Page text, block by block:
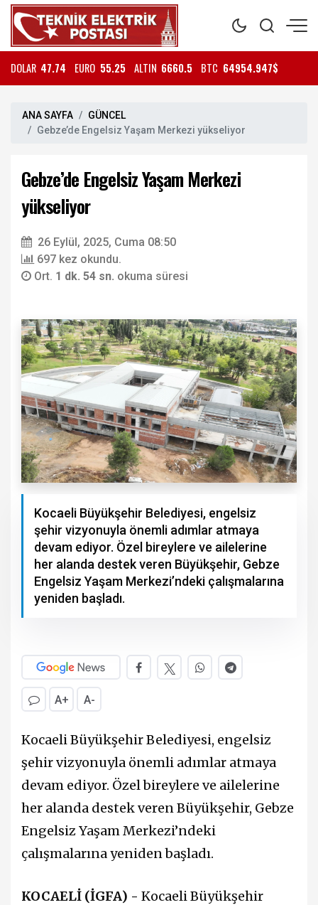
DOLAR 47.74 EURO 55.25 ALTIN 6660.5 BTC 64954.947$
ANA SAYFA
GÜNCEL
Gebze’de Engelsiz Yaşam Merkezi yükseliyor
Gebze’de Engelsiz Yaşam Merkezi
yükseliyor
26 Eylül, 2025, Cuma 08:50
697 kez okundu.
Ort. 1 dk. 54 sn. okuma süresi
Kocaeli Büyükşehir Belediyesi, engelsiz
şehir vizyonuyla önemli adımlar atmaya
devam ediyor. Özel bireylere ve ailelerine
her alanda destek veren Büyükşehir, Gebze
Engelsiz Yaşam Merkezi’ndeki çalışmalarına
yeniden başladı.
A+ A-
Kocaeli Büyükşehir Belediyesi, engelsiz
şehir vizyonuyla önemli adımlar atmaya
devam ediyor. Özel bireylere ve ailelerine
her alanda destek veren Büyükşehir, Gebze
Engelsiz Yaşam Merkezi’ndeki
çalışmalarına yeniden başladı.
KOCAELİ (İGFA) - Kocaeli Büyükşehir